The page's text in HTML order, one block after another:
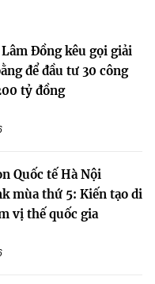
Đồng kêu gọi giải
để đầu tư 30 công
tỷ đồng
Quốc tế Hà Nội
mùa thứ 5: Kiến tạo di
vị thế quốc gia